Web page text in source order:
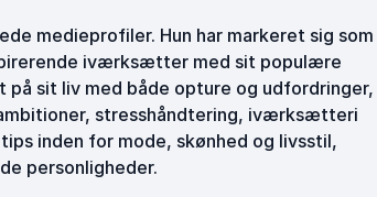
medieprofiler. Hun har markeret sig som
iværksætter med sit populære
sit liv med både opture og udfordringer,
stresshåndtering, iværksætteri
inden for mode, skønhed og livsstil,
personligheder.